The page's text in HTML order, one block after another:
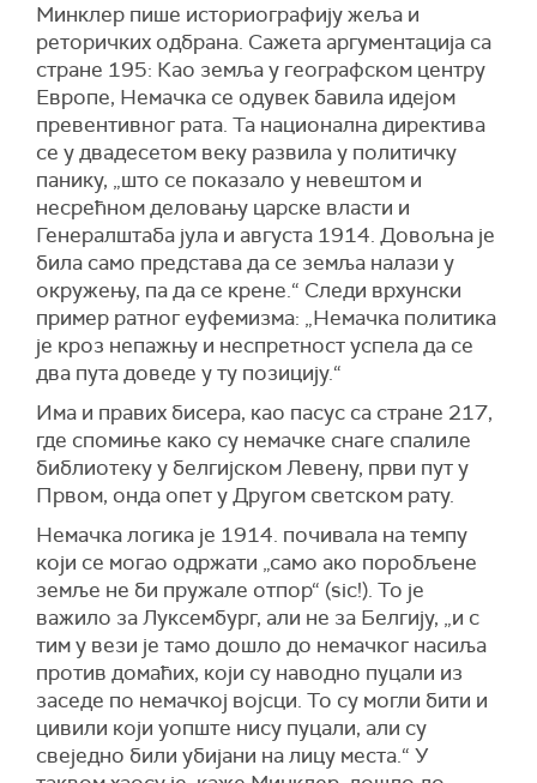
Минклер пише историографију жеља и
реторичких одбрана. Сажета аргументација са
стране 195: Као земља у географском центру
Европе, Немачка се одувек бавила идејом
превентивног рата. Та национална директива
се у двадесетом веку развила у политичку
панику, „што се показало у невештом и
несрећном деловању царске власти и
Генералштаба јула и августа 1914. Довољна је
била само представа да се земља налази у
окружењу, па да се крене.“ Следи врхунски
пример ратног еуфемизма: „Немачка политика
је кроз непажњу и неспретност успела да се
два пута доведе у ту позицију.“
Има и правих бисера, као пасус са стране 217,
где спомиње како су немачке снаге спалиле
библиотеку у белгијском Левену, први пут у
Првом, онда опет у Другом светском рату.
Немачка логика је 1914. почивала на темпу
који се могао одржати „само ако поробљене
земље не би пружале отпор“ (sic!). То је
важило за Луксембург, али не за Белгију, „и с
тим у вези је тамо дошло до немачког насиља
против домаћих, који су наводно пуцали из
заседе по немачкој војсци. То су могли бити и
цивили који уопште нису пуцали, али су
свеједно били убијани на лицу места.“ У